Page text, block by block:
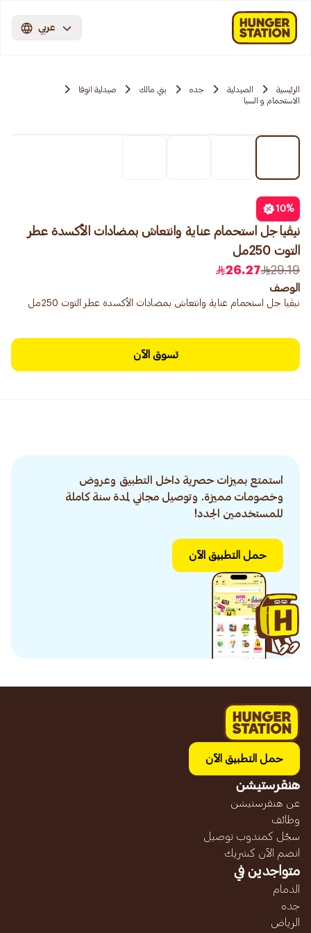
عربي
الرئيسية الصيدلية جده بني مالك
صيدلية انوفا
الاستحمام و السبا
10%
نيڤيا جل استحمام عناية وانتعاش بمضادات الأكسدة عطر
التوت 250مل
29.19
26.27
الوصف
نيڤيا جل استحمام عناية وانتعاش بمضادات الأكسدة عطر التوت 250مل
تسوق الآن
استمتع بميزات حصرية داخل التطبيق وعروض
وخصومات مميزة. وتوصيل مجاني لمدة سنة كاملة
للمستخدمين الجدد!
حمل التطبيق الآن
حمل التطبيق الآن
هنقرستيشن
عن هنقرستيشن
وظائف
سجّل كمندوب توصيل
انضم الآن كشريك
متواجدين في
الدمام
جده
الرياض